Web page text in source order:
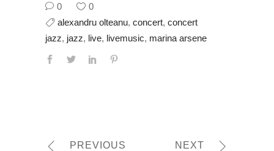
0
0
alexandru olteanu, concert, concert
jazz, jazz, live, livemusic, marina arsene
PREVIOUS NEXT